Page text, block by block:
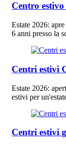
Centro
Estate 2026:
6 anni presso la
Centri estivi
Estate 2026:
estivi per
Centri estivi